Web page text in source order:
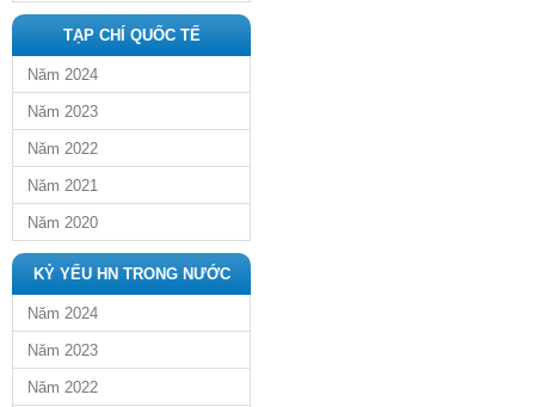
TẠP CHÍ QUỐC TẾ
Năm 2024
Năm 2023
Năm 2022
Năm 2021
Năm 2020
KỶ YẾU HN TRONG NƯỚC
Năm 2024
Năm 2023
Năm 2022